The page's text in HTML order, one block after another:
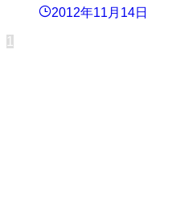
2012年11月14日
1